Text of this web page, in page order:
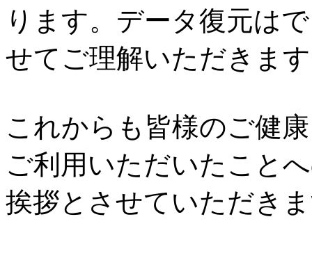
ります。データ復元は
せてご理解いただきま
これからも皆様のご健
ご利用いただいたこと
挨拶とさせていただき